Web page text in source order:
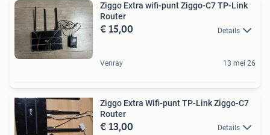
Ziggo Extra wifi-punt Ziggo-C7 TP-Link
Router
€ 15,00 Details
Venray 13 mei 26
Ziggo Extra Wifi-punt TP-Link Ziggo-C7
Router
€ 13,00 Details